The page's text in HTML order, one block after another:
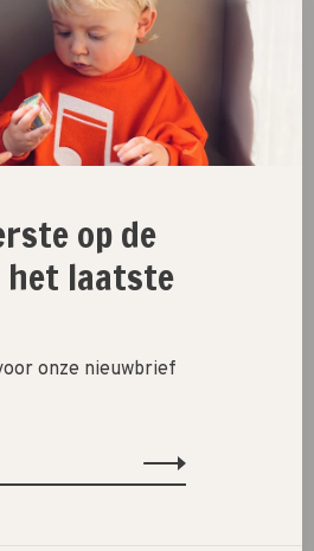
Alwero
bodywarmer alpen //
graphite
€47,95
Engel Natur
op de
het laatste
onze nieuwbrief